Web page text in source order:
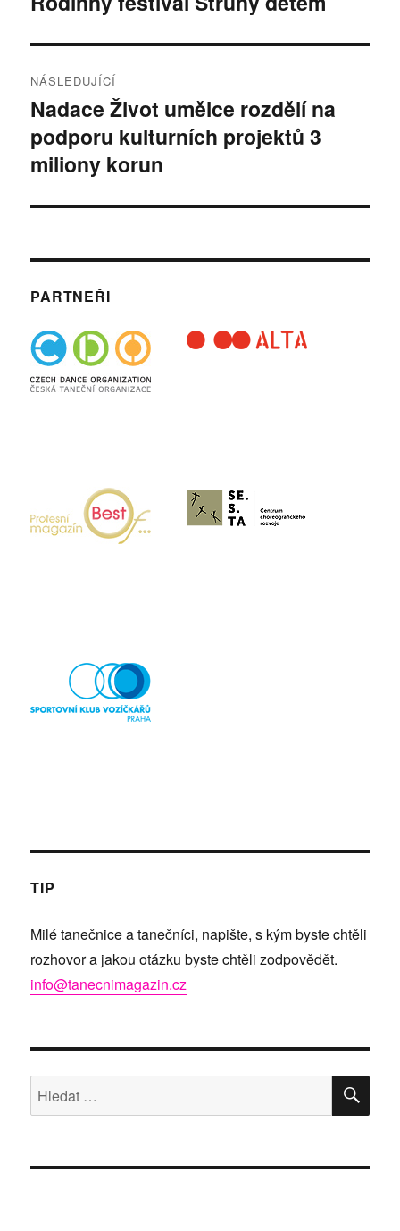
NÁSLEDUJÍCÍ
Následující
příspěvek:
Nadace Život umělce rozdělí na
podporu kulturních projektů 3
miliony korun
PARTNEŘI
TIP
Milé tanečnice a tanečníci, napište, s kým byste chtěli
rozhovor a jakou otázku byste chtěli zodpovědět.
info@tanecnimagazin.cz
Hledat: